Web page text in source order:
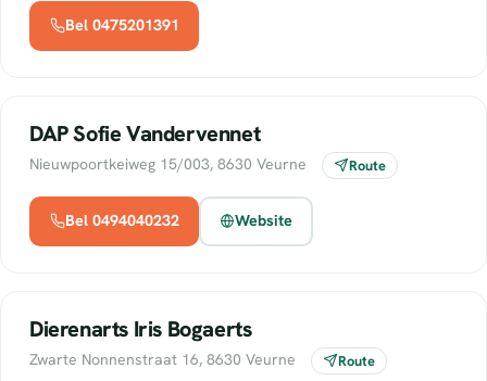
Bel 0475201391
DAP Sofie Vandervennet
Nieuwpoortkeiweg 15/003, 8630 Veurne Route
Bel 0494040232 Website
Dierenarts Iris Bogaerts
Zwarte Nonnenstraat 16, 8630 Veurne Route